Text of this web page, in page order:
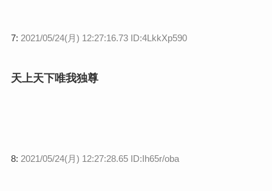
7: 2021/05/24(月) 12:27:16.73 ID:4LkkXp590
天上天下唯我独尊
8: 2021/05/24(月) 12:27:28.65 ID:Ih65r/oba